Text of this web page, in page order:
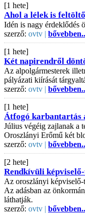
[1 hete]
Ahol a lélek is
Idén is nagy érdeklődés
szerző: ovtv |
[1 hete]
Két napirendről
Az alpolgármesterek
pályázati kiírását
szerző: ovtv |
[1 hete]
Átfogó karbantartás
Július végéig zajlanak a
Oroszlányi Erőmű két
szerző: ovtv |
[2 hete]
Rendkívüli
Az oroszlányi
Az adásban az
láthatják.
szerző: ovtv |